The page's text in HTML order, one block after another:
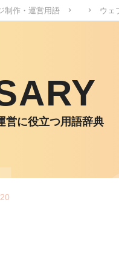
制作・運営用語 ウェ
営に役立つ用語辞典